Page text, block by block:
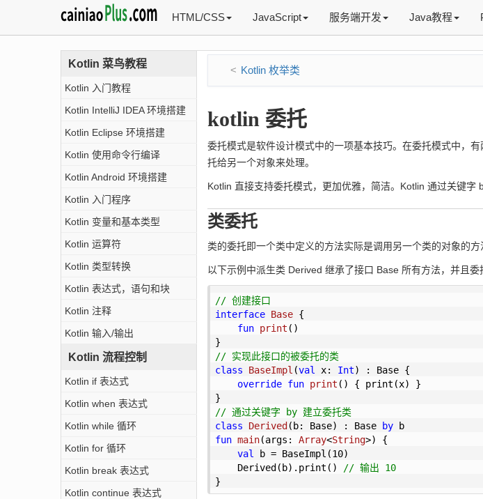
HTML/CSS JavaScript 服务端开发 Java教程
Kotlin 菜鸟教程
Kotlin 入门教程
Kotlin IntelliJ IDEA 环境搭建
Kotlin Eclipse 环境搭建
Kotlin 使用命令行编译
Kotlin Android 环境搭建
Kotlin 入门程序
Kotlin 变量和基本类型
Kotlin 运算符
Kotlin 类型转换
Kotlin 表达式，语句和块
Kotlin 注释
Kotlin 输入/输出
Kotlin 流程控制
Kotlin if 表达式
Kotlin when 表达式
Kotlin while 循环
Kotlin for 循环
Kotlin break 表达式
Kotlin continue 表达式
Kotlin 枚举类
kotlin 委托
委托模式是软件设计模式中的一项基本技巧。在委托模式中，
托给另一个对象来处理。
Kotlin 直接支持委托模式，更加优雅，简洁。Kotlin 通过关键字
类委托
类的委托即一个类中定义的方法实际是调用另一个类的对象的方
以下示例中派生类 Derived 继承了接口 Base 所有方法，并且委
// 创建接口
interface Base {
fun print ()
// 实现此接口的被委托的类
class
BaseImpl (val x: Int) : Base {
override fun print ()
{ print(x) }
// 通过关键字 by 建立委托类
class
Derived (b: Base) : Base by
b
fun main(args: Array<String>)
{
val
b = BaseImpl(10)
Derived(b).print()
// 输出 10
}